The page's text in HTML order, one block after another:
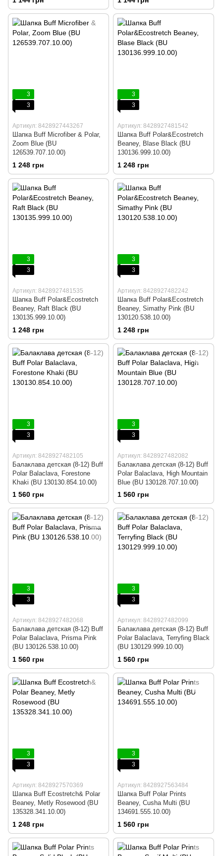
3
3
Артикул: 8428927443267
Шапка Buff Microfiber & Polar,
Zoom Blue (BU
126539.707.10.00)
1 248 грн
3
3
Артикул: 8428927481542
Шапка Buff Polar&Ecostretch
Beaney, Blase Black (BU
130136.999.10.00)
1 248 грн
3
3
Артикул: 8428927481535
Шапка Buff Polar&Ecostretch
Beaney, Raft Black (BU
130135.999.10.00)
1 248 грн
3
3
Артикул: 8428927482242
Шапка Buff Polar&Ecostretch
Beaney, Simathy Pink (BU
130120.538.10.00)
1 248 грн
3
3
Артикул: 8428927482105
Балаклава детская (8-12) Buff
Polar Balaclava, Forestone
Khaki (BU 130130.854.10.00)
1 560 грн
3
3
Артикул: 8428927482082
Балаклава детская (8-12) Buff
Polar Balaclava, High Mountain
Blue (BU 130128.707.10.00)
1 560 грн
3
3
Артикул: 8428927482068
Балаклава детская (8-12) Buff
Polar Balaclava, Prisma Pink
(BU 130126.538.10.00)
1 560 грн
3
3
Артикул: 8428927482099
Балаклава детская (8-12) Buff
Polar Balaclava, Terryfing Black
(BU 130129.999.10.00)
1 560 грн
3
3
Артикул: 8428927570369
Шапка Buff Ecostretch& Polar
Beaney, Metly Rosewood (BU
135328.341.10.00)
1 248 грн
3
3
Артикул: 8428927563484
Шапка Buff Polar Prints
Beaney, Cusha Multi (BU
134691.555.10.00)
1 560 грн